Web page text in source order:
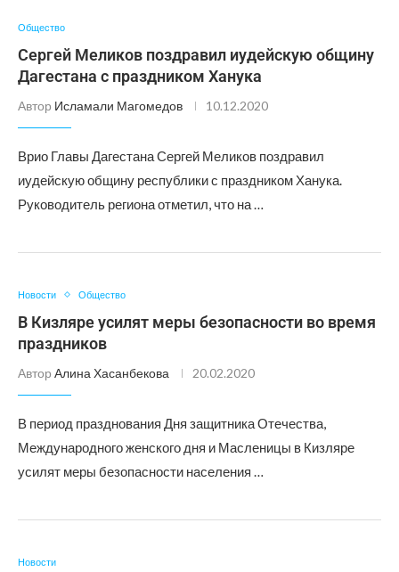
Общество
Сергей Меликов поздравил иудейскую общину
Дагестана с праздником Ханука
Автор Исламали Магомедов 10.12.2020
Врио Главы Дагестана Сергей Меликов поздравил
иудейскую общину республики с праздником Ханука.
Руководитель региона отметил, что на …
Новости Общество
В Кизляре усилят меры безопасности во время
праздников
Автор Алина Хасанбекова 20.02.2020
В период празднования Дня защитника Отечества,
Международного женского дня и Масленицы в Кизляре
усилят меры безопасности населения …
Новости